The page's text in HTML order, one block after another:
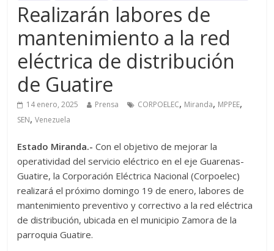
Realizarán labores de
mantenimiento a la red
eléctrica de distribución
de Guatire
14 enero, 2025 Prensa CORPOELEC, Miranda, MPPEE,
SEN,Venezuela
Estado Miranda.- Con el objetivo de mejorar la
operatividad del servicio eléctrico en el eje Guarenas-
Guatire, la Corporación Eléctrica Nacional (Corpoelec)
realizará el próximo domingo 19 de enero, labores de
mantenimiento preventivo y correctivo a la red eléctrica
de distribución, ubicada en el municipio Zamora de la
parroquia Guatire.